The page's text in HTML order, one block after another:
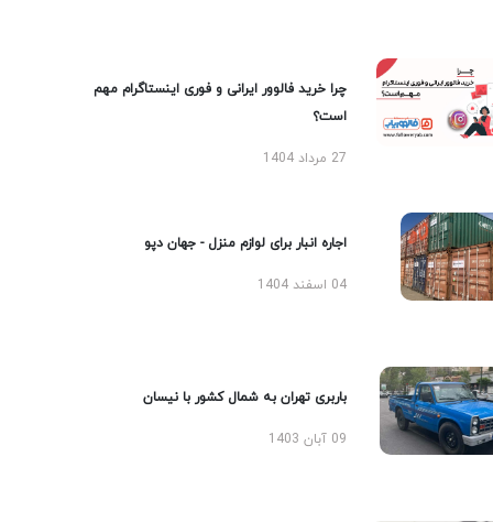
چرا خرید فالوور ایرانی و فوری اینستاگرام مهم
است؟
27 مرداد 1404
اجاره انبار برای لوازم منزل - جهان دپو
04 اسفند 1404
باربری تهران به شمال کشور با نیسان
09 آبان 1403